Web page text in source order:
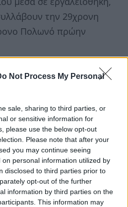
Not Process My Personal
sale, sharing to third parties, or
or sensitive information for
please use the below opt-out
Please note that after your
you may continue seeing
personal information utilized by
disclosed to third parties prior to
opt-out of the further
information by third parties on the
This information may
την 29χρονη
Πολωνό πρώην